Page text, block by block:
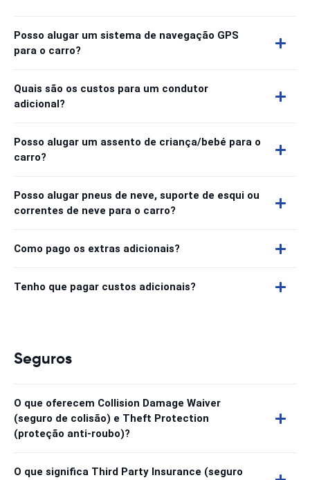
Posso alugar um sistema de navegação GPS
para o carro?
Quais são os custos para um condutor
adicional?
Posso alugar um assento de criança/bebé para o
carro?
Posso alugar pneus de neve, suporte de esqui ou
correntes de neve para o carro?
Como pago os extras adicionais?
Tenho que pagar custos adicionais?
Seguros
O que oferecem Collision Damage Waiver
(seguro de colisão) e Theft Protection
(proteção anti-roubo)?
O que significa Third Party Insurance (seguro